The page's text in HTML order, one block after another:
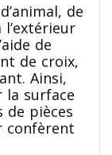
de
de
de croix,
Ainsi,
surface
de pièces
confèrent